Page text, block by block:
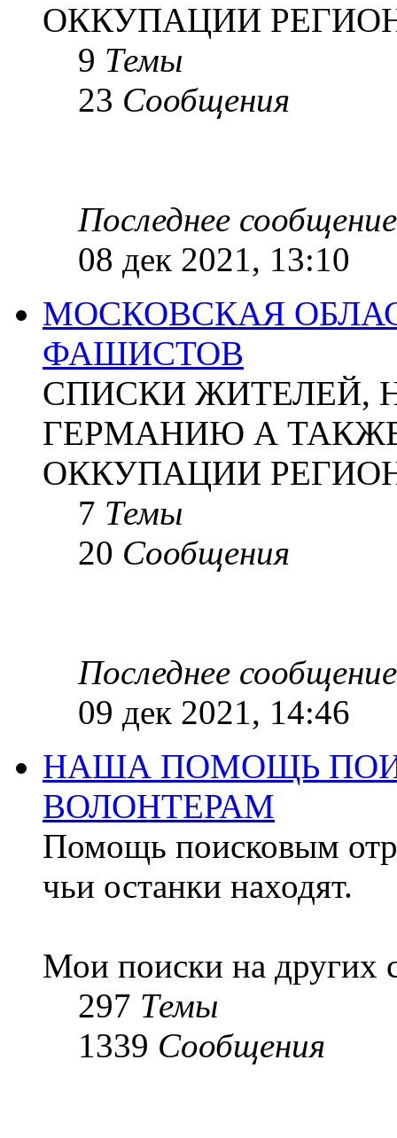
ОККУПАЦИИ
9 Темы
23 Сообщения
Последнее сообщение
08 дек 2021, 13:10
МОСКОВСКАЯ
ФАШИСТОВ
СПИСКИ ЖИТЕЛЕЙ,
ГЕРМАНИЮ А
ОККУПАЦИИ
7 Темы
20 Сообщения
Последнее сообщение
09 дек 2021, 14:46
НАША ПОМОЩЬ
ВОЛОНТЕРАМ
Помощь поисковым
чьи останки находят.
Мои поиски на других
297 Темы
1339 Сообщения